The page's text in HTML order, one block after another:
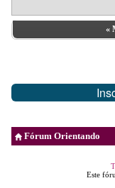
«
Fórum Orientando
Este